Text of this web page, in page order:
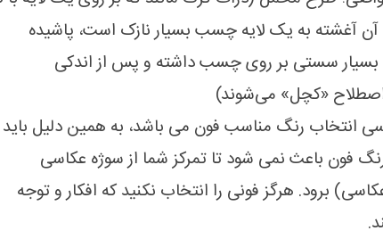
آن آغشته به یک لایه چسب بسیار نازک است، پاشیده
بسیار سستی بر روی چسب داشته و پس از اندکی
اصطلاح «کچل» می‌شوند)
انتخاب رنگ مناسب فون می باشد، به همین دلیل باید
فون باعث نمی شود تا تمرکز شما از سوژه عکاسی
برود. هرگز فونی را انتخاب نکنید که افکار و توجه